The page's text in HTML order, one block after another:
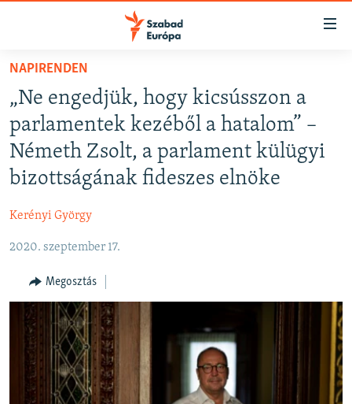
Akadálymentes
Ugrás
fő
oldalra
Ugrás
tartalomjegyzékre
keresésre
AKTUÁLIS
PODCASTOK
VIDEÓK
NER15
SZABADON
TÁRSADALOM
DEMOKRÁCIA
A PÉNZ NYOMÁBAN
EURÓPAI UNIÓ
VILÁG
NAPIRENDEN
„Ne engedjük, hogy kicsússzon a
parlamentek kezéből a hatalom” –
Németh Zsolt, a parlament külügyi
bizottságának fideszes elnöke
Kerényi György
2020. szeptember 17.
Megosztás
FELIRATKOZÁS